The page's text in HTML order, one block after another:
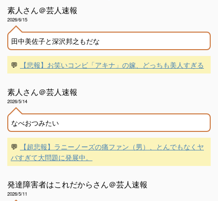
素人さん＠芸人速報
2026/6/15
田中美佐子と深沢邦之もだな
💬 【悲報】お笑いコンビ「アキナ」の嫁、どっちも美人すぎる
素人さん＠芸人速報
2026/5/14
なべおつみたい
💬
【超悲報】ラニーノーズの痛ファン（男）、とんでもなくヤ
バすぎて大問題に発展中。
発達障害者はこれだからさん＠芸人速報
2026/5/11